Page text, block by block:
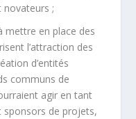
novateurs ;
mettre en place des
l’attraction des
d’entités
communs de
agir en tant
sponsors de projets,